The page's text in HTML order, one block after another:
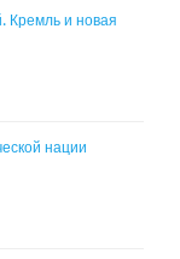
Кремль и новая
нации